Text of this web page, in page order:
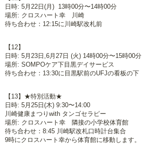
日時: 5月22日(月) 13時00分〜14時00分
場所: クロスハート幸 川崎
待ち合わせ：12:15に川崎駅改札前
【12】
日時: 5月23日,6月27日 (火) 14時00分〜15時00分
場所: SOMPOケア下目黒デイサービス
待ち合わせ：13:30に目黒駅前のUFJの看板の下
【13】★特別活動★
日時: 5月25日(木) 9:30〜14:00
川崎健康まつりwith タンゴセラピー
場所: クロスハート幸 隣接の小学校体育館
待ち合わせ：8:45 川崎駅改札口時計台集合
9時にクロスハート幸から体育館に移動します。